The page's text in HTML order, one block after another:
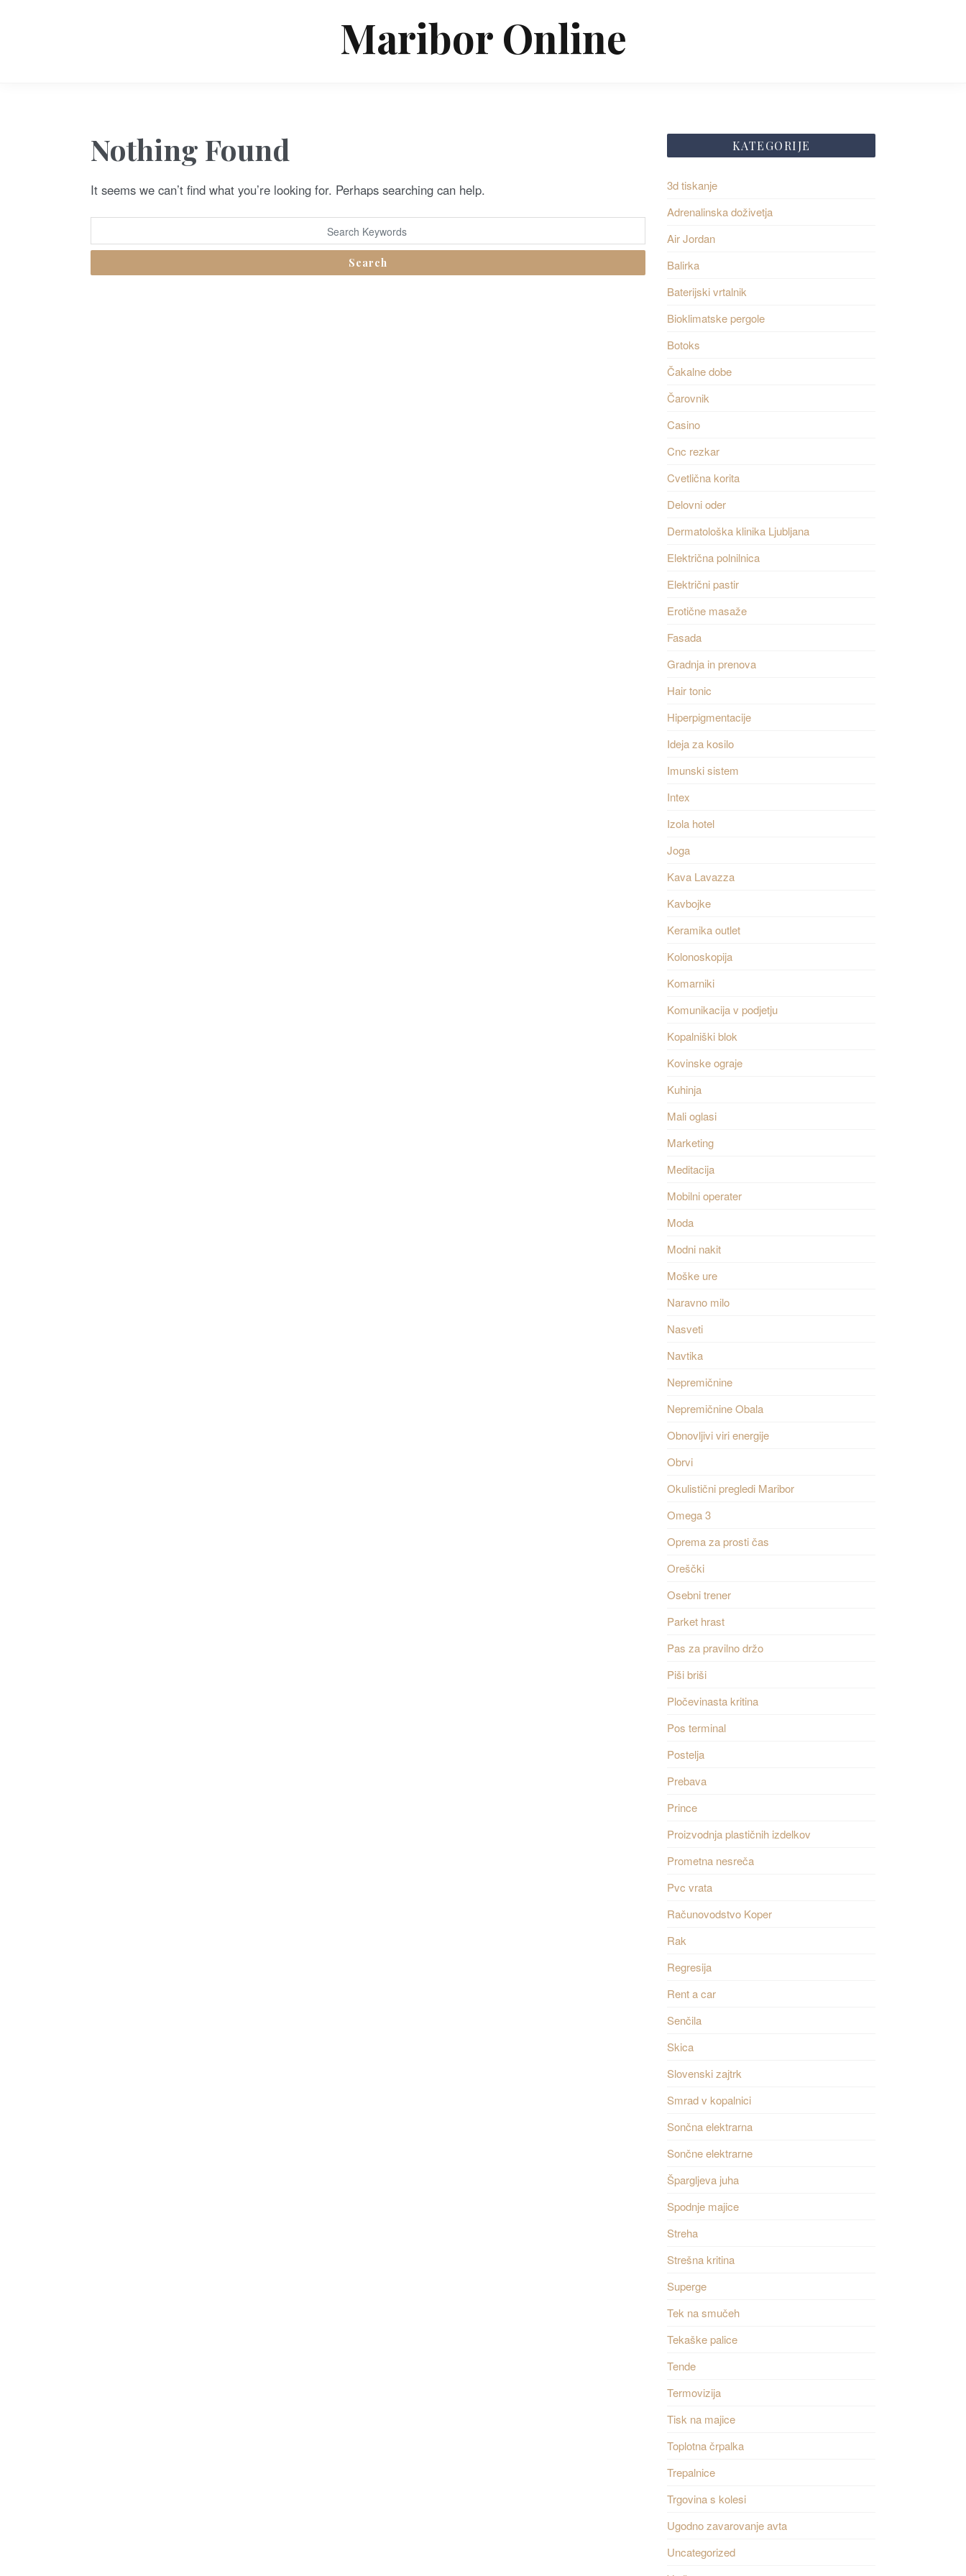
Maribor Online
Nothing Found
It seems we can’t find what you’re looking for. Perhaps searching can help.
Search
KATEGORIJE
3d tiskanje
Adrenalinska doživetja
Air Jordan
Balirka
Baterijski vrtalnik
Bioklimatske pergole
Botoks
Čakalne dobe
Čarovnik
Casino
Cnc rezkar
Cvetlična korita
Delovni oder
Dermatološka klinika Ljubljana
Električna polnilnica
Električni pastir
Erotične masaže
Fasada
Gradnja in prenova
Hair tonic
Hiperpigmentacije
Ideja za kosilo
Imunski sistem
Intex
Izola hotel
Joga
Kava Lavazza
Kavbojke
Keramika outlet
Kolonoskopija
Komarniki
Komunikacija v podjetju
Kopalniški blok
Kovinske ograje
Kuhinja
Mali oglasi
Marketing
Meditacija
Mobilni operater
Moda
Modni nakit
Moške ure
Naravno milo
Nasveti
Navtika
Nepremičnine
Nepremičnine Obala
Obnovljivi viri energije
Obrvi
Okulistični pregledi Maribor
Omega 3
Oprema za prosti čas
Oreščki
Osebni trener
Parket hrast
Pas za pravilno držo
Piši briši
Pločevinasta kritina
Pos terminal
Postelja
Prebava
Prince
Proizvodnja plastičnih izdelkov
Prometna nesreča
Pvc vrata
Računovodstvo Koper
Rak
Regresija
Rent a car
Senčila
Skica
Slovenski zajtrk
Smrad v kopalnici
Sončna elektrarna
Sončne elektrarne
Špargljeva juha
Spodnje majice
Streha
Strešna kritina
Superge
Tek na smučeh
Tekaške palice
Tende
Termovizija
Tisk na majice
Toplotna črpalka
Trepalnice
Trgovina s kolesi
Ugodno zavarovanje avta
Uncategorized